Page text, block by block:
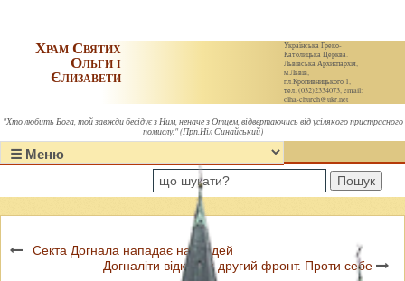
Українська Греко-
Католицька Церква.
Львівська Архиєпархія,
м.Львів,
пл.Кропивницького 1,
тел. (032)2334073, email:
olha-church@ukr.net
Храм Святих
Ольги і
Єлизавети
"Хто любить Бога, той завжди бесідує з Ним, неначе з Отцем, відвертаючись від усілякого пристрасного
помислу." (Прп.Ніл Синайський)
Пошук
Секта Догнала нападає на людей
Догналіти відкрили другий фронт. Проти себе